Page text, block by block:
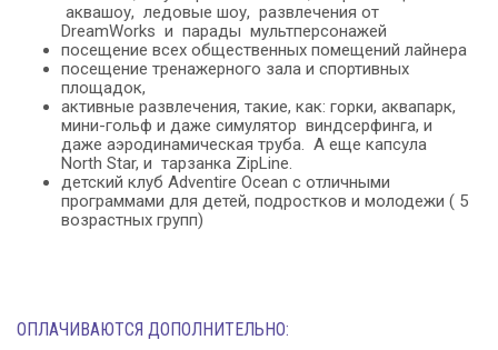
аквашоу, ледовые шоу, развлечения от
DreamWorks и парады мультперсонажей
посещение всех общественных помещений лайнера
посещение тренажерного зала и спортивных
площадок,
активные развлечения, такие, как: горки, аквапарк,
мини-гольф и даже симулятор виндсерфинга, и
даже аэродинамическая труба. А еще капсула
North Star, и тарзанка ZipLine.
детский клуб Adventire Ocean с отличными
программами для детей, подростков и молодежи ( 5
возрастных групп)
ОПЛАЧИВАЮТСЯ ДОПОЛНИТЕЛЬНО: